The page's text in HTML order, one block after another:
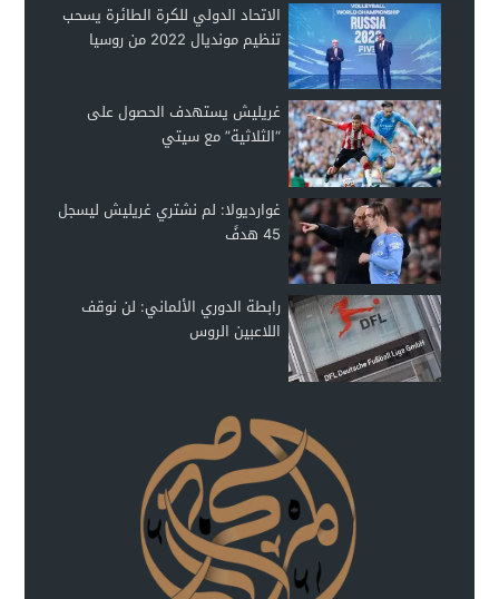
الاتحاد الدولي للكرة الطائرة يسحب
تنظيم مونديال 2022 من روسيا
غريليش يستهدف الحصول على
“الثلاثية” مع سيتي
غوارديولا: لم نشتري غريليش ليسجل
45 هدفً
رابطة الدوري الألماني: لن نوقف
اللاعبين الروس